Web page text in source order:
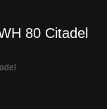
80 Citadel